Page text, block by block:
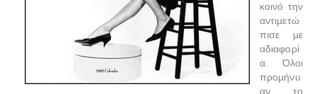
κοινό την
αντιµετώ
πισε µε
αδιαφορί
α. Όλοι
προµήνυ
αν το